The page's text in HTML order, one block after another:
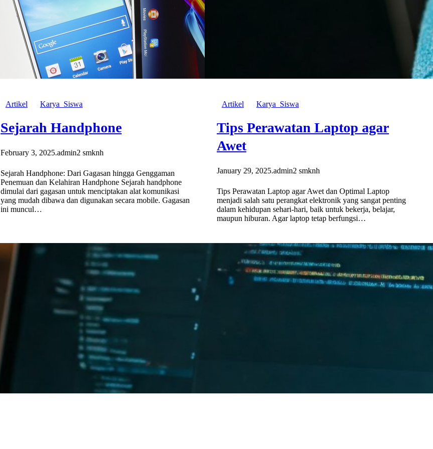
Artikel Karya_Siswa
Sejarah Handphone
February 3, 2025.admin2 smknh
Sejarah Handphone: Dari Gagasan hingga Genggaman
Penemuan dan Kelahiran Handphone Sejarah handphone
dimulai dari gagasan untuk menciptakan alat komunikasi
yang mudah dibawa dan digunakan secara mobile. Gagasan
ini muncul…
Artikel Karya_Siswa
Tips Perawatan Laptop agar
Awet
January 29, 2025.admin2 smknh
Tips Perawatan Laptop agar Awet dan Optimal Laptop
menjadi salah satu perangkat elektronik yang sangat penting
dalam kehidupan sehari-hari, baik untuk bekerja, belajar,
maupun hiburan. Agar laptop tetap berfungsi…